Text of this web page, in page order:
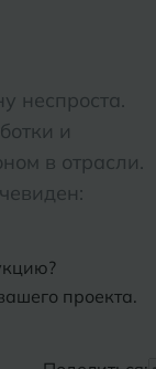
неспроста.
и
в отрасли.
проекта.